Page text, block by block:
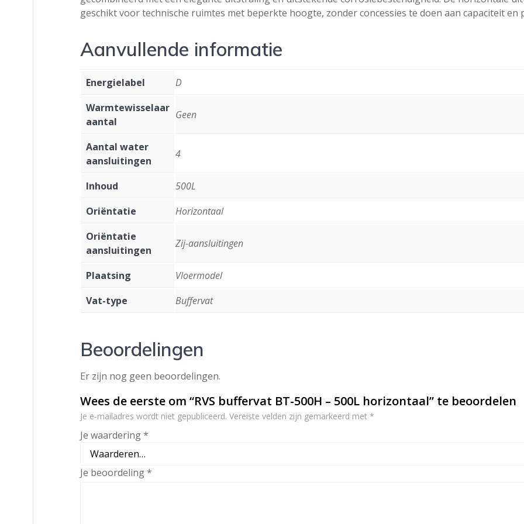
geschikt voor technische ruimtes met beperkte hoogte, zonder concessies te doen aan capaciteit en
Aanvullende informatie
Energielabel
D
Warmtewisselaar
aantal
Geen
Aantal water
aansluitingen
4
Inhoud
500L
Oriëntatie
Horizontaal
Oriëntatie
aansluitingen
Zij-aansluitingen
Plaatsing
Vloermodel
Vat-type
Buffervat
Beoordelingen
Er zijn nog geen beoordelingen.
Wees de eerste om “RVS buffervat BT-500H – 500L horizontaal” te beoordelen
Je e-mailadres wordt niet gepubliceerd. Vereiste velden zijn gemarkeerd met *
Je waardering*
Je beoordeling*